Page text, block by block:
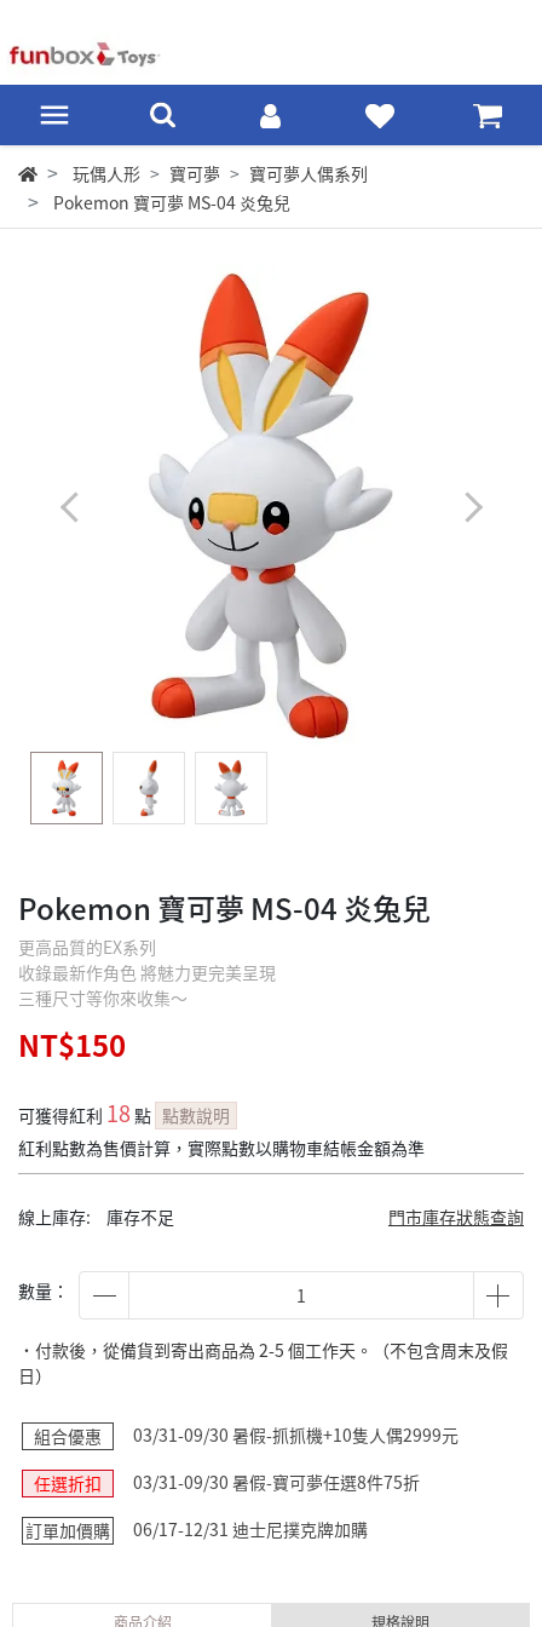
玩偶人形 寶可夢
寶可夢人偶系列
Pokemon 寶可夢 MS-04 炎兔兒
Pokemon 寶可夢 MS-04 炎兔兒
更高品質的EX系列
收錄最新作角色 將魅力更完美呈現
三種尺寸等你來收集～
NT$150
可獲得紅利 18 點 點數說明
紅利點數為售價計算，實際點數以購物車結帳金額為準
線上庫存: 庫存不足 門市庫存狀態查詢
數量：
˙付款後，從備貨到寄出商品為 2-5 個工作天。（不包含周末及假
日）
組合優惠
03/31-09/30 暑假-抓抓機+10隻人偶2999元
任選折扣
03/31-09/30 暑假-寶可夢任選8件75折
訂單加價購
06/17-12/31 迪士尼撲克牌加購
商品介紹 規格說明